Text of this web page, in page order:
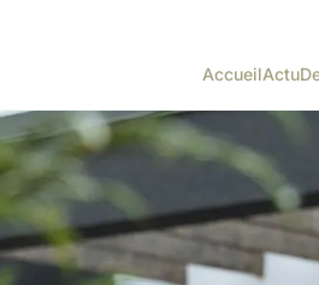
AccueilActu